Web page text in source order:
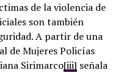
de la violencia de
son también
A partir de una
de Mujeres Policías
Sirimarco[iii] señala